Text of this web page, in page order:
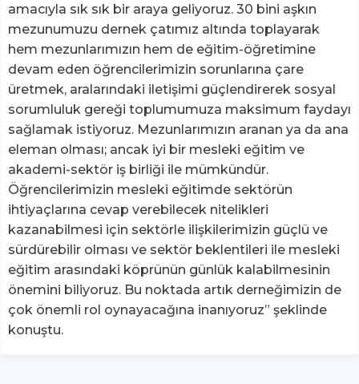
amacıyla sık sık bir araya geliyoruz. 30 bini aşkın
mezunumuzu dernek çatımız altında toplayarak
hem mezunlarımızın hem de eğitim-öğretimine
devam eden öğrencilerimizin sorunlarına çare
üretmek, aralarındaki iletişimi güçlendirerek sosyal
sorumluluk gereği toplumumuza maksimum faydayı
sağlamak istiyoruz. Mezunlarımızın aranan ya da ana
eleman olması; ancak iyi bir mesleki eğitim ve
akademi-sektör iş birliği ile mümkündür.
Öğrencilerimizin mesleki eğitimde sektörün
ihtiyaçlarına cevap verebilecek nitelikleri
kazanabilmesi için sektörle ilişkilerimizin güçlü ve
sürdürebilir olması ve sektör beklentileri ile mesleki
eğitim arasındaki köprünün günlük kalabilmesinin
önemini biliyoruz. Bu noktada artık derneğimizin de
çok önemli rol oynayacağına inanıyoruz” şeklinde
konuştu.